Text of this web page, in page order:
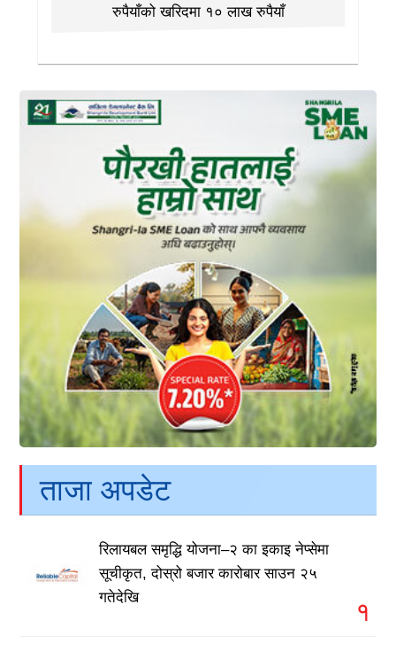
रुपैयाँको खरिदमा १० लाख रुपैयाँ
ताजा अपडेट
रिलायबल समृद्धि योजना–२ का इकाइ नेप्सेमा
सूचीकृत, दोस्रो बजार कारोबार साउन २५
गतेदेखि
१